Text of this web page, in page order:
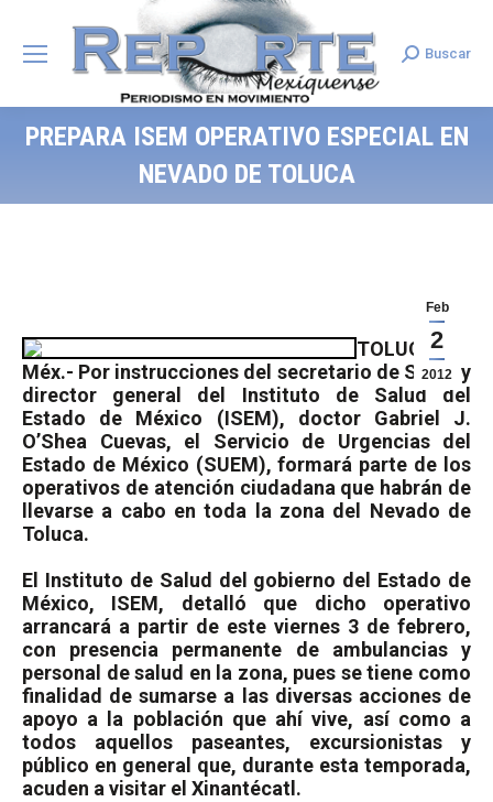
Search:
Buscar
PREPARA ISEM OPERATIVO ESPECIAL EN
NEVADO DE TOLUCA
Feb
2
2012
TOLUCA,
Méx.- Por instrucciones del secretario de Salud y
director general del Instituto de Salud del
Estado de México (ISEM), doctor Gabriel J.
O’Shea Cuevas, el Servicio de Urgencias del
Estado de México (SUEM), formará parte de los
operativos de atención ciudadana que habrán de
llevarse a cabo en toda la zona del Nevado de
Toluca.
El Instituto de Salud del gobierno del Estado de
México, ISEM, detalló que dicho operativo
arrancará a partir de este viernes 3 de febrero,
con presencia permanente de ambulancias y
personal de salud en la zona, pues se tiene como
finalidad de sumarse a las diversas acciones de
apoyo a la población que ahí vive, así como a
todos aquellos paseantes, excursionistas y
público en general que, durante esta temporada,
acuden a visitar el Xinantécatl.